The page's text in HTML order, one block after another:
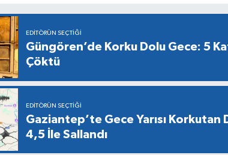
EDITÖRÜN SEÇTIĞI
Güngören’de Korku Dolu Gece: 5
Çöktü
EDITÖRÜN SEÇTIĞI
Gaziantep’te Gece Yarısı Korkutan
4,5 İle Sallandı